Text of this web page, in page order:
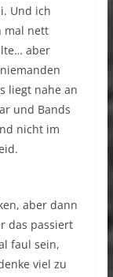
Und ich
mal nett
aber
liegt nahe an
und Bands
nicht im
aber dann
das passiert
faul sein,
viel zu